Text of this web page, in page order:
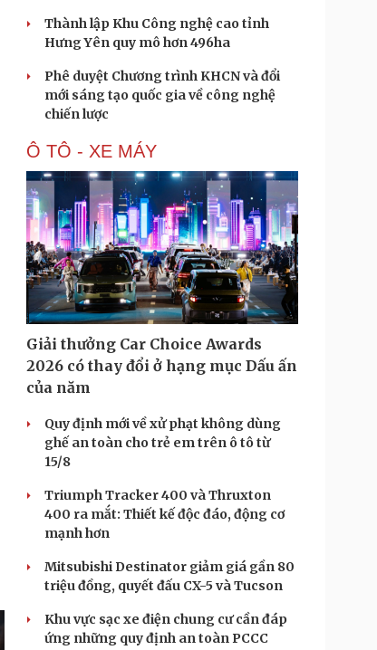
Thành lập Khu Công nghệ cao tỉnh
Hưng Yên quy mô hơn 496ha
Phê duyệt Chương trình KHCN và đổi
mới sáng tạo quốc gia về công nghệ
chiến lược
Ô TÔ - XE MÁY
Giải thưởng Car Choice Awards
2026 có thay đổi ở hạng mục Dấu ấn
của năm
Quy định mới về xử phạt không dùng
ghế an toàn cho trẻ em trên ô tô từ
15/8
Triumph Tracker 400 và Thruxton
400 ra mắt: Thiết kế độc đáo, động cơ
mạnh hơn
Mitsubishi Destinator giảm giá gần 80
triệu đồng, quyết đấu CX-5 và Tucson
Khu vực sạc xe điện chung cư cần đáp
ứng những quy định an toàn PCCC